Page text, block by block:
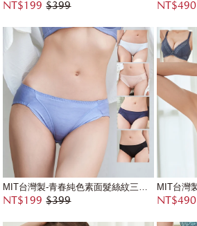
NT$199 $399 NT$490
NT$199 $399 NT$490